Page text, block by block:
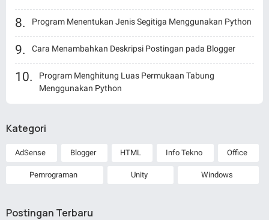
Program Menentukan Jenis Segitiga Menggunakan Python
Cara Menambahkan Deskripsi Postingan pada Blogger
Program Menghitung Luas Permukaan Tabung
Menggunakan Python
Kategori
AdSense Blogger HTML Info Tekno Office
Pemrograman Unity Windows
Postingan Terbaru